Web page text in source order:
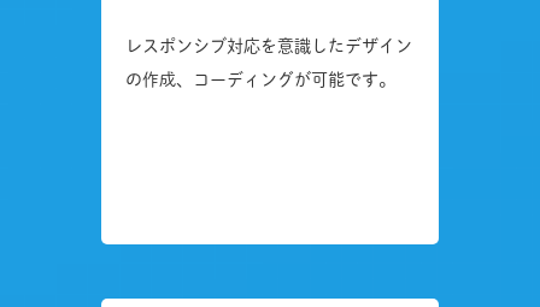
レスポンシブ対応を意識したデザイン
の作成、コーディングが可能です。